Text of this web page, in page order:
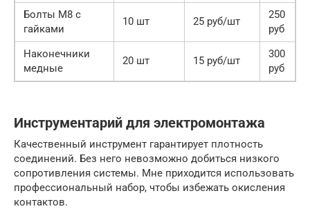
Болты М8 с
гайками
10 шт 25 руб/шт
250
руб
Наконечники
медные
20 шт 15 руб/шт
300
руб
Инструментарий для электромонтажа
Качественный инструмент гарантирует плотность
соединений. Без него невозможно добиться низкого
сопротивления системы. Мне приходится использовать
профессиональный набор, чтобы избежать окисления
контактов.